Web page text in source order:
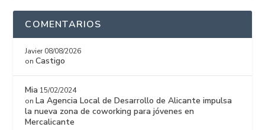
COMENTARIOS
Javier 08/08/2026
onCastigo
Mia 15/02/2024
on La Agencia Local de Desarrollo de Alicante impulsa
la nueva zona de coworking para jóvenes en
Mercalicante